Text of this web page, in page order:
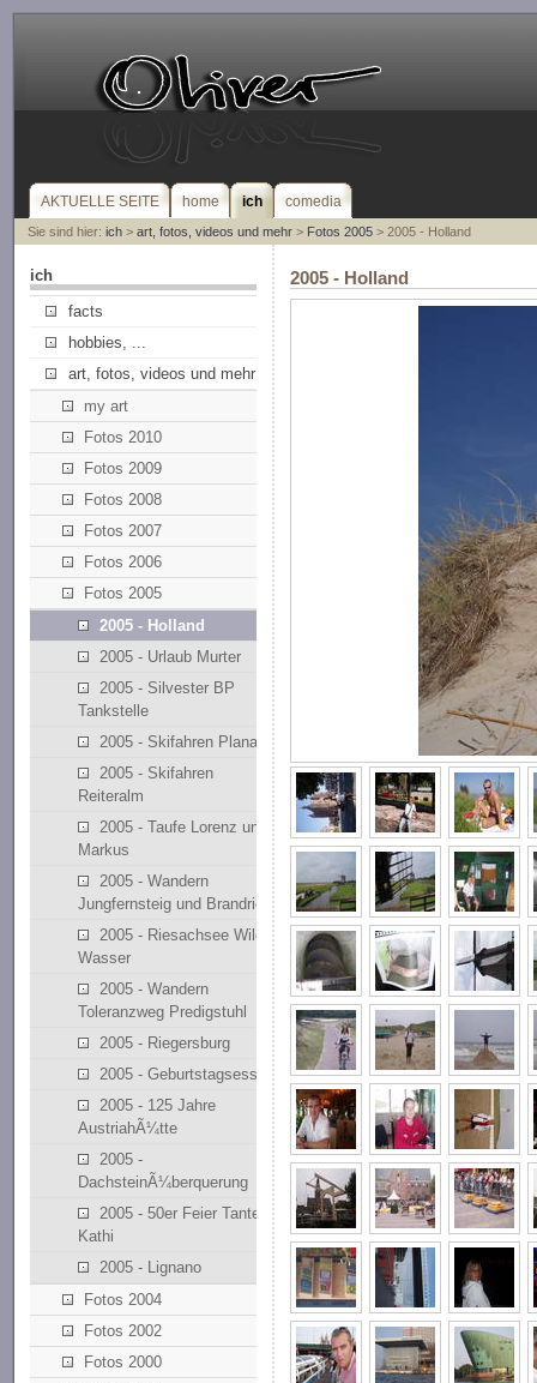
AKTUELLE SEITE home ich comedia
Sie sind hier: ich> art, fotos, videos und mehr> Fotos 2005> 2005 - Holland
ich
facts
hobbies, ...
art, fotos, videos und mehr
my art
Fotos 2010
Fotos 2009
Fotos 2008
Fotos 2007
Fotos 2006
Fotos 2005
2005 - Holland
2005 - Urlaub Murter
2005 - Silvester BP
Tankstelle
2005 - Skifahren Planai
2005 - Skifahren
Reiteralm
2005 - Taufe Lorenz und
Markus
2005 - Wandern
Jungfernsteig und Brandriedl
2005 - Riesachsee Wilde
Wasser
2005 - Wandern
Toleranzweg Predigstuhl
2005 - Riegersburg
2005 - Geburtstagsessen
2005 - 125 Jahre
AustriahÃ¼tte
2005 -
DachsteinÃ¼berquerung
2005 - 50er Feier Tante
Kathi
2005 - Lignano
Fotos 2004
Fotos 2002
Fotos 2000
2005 - Holland